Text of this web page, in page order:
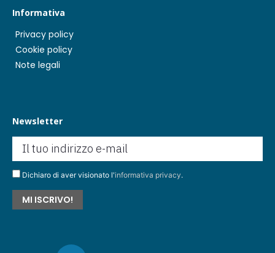
Informativa
Privacy policy
Cookie policy
Note legali
Newsletter
Dichiaro di aver visionato l'informativa privacy.